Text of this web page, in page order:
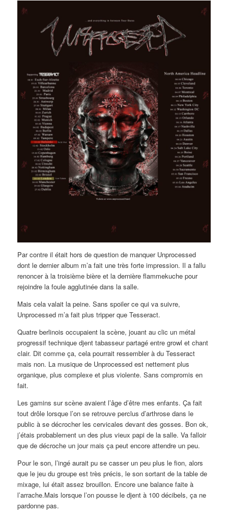
Par contre il était hors de question de manquer Unprocessed
dont le dernier album m’a fait une très forte impression. Il a fallu
renoncer à la troisième bière et la dernière flammekuche pour
rejoindre la foule agglutinée dans la salle.
Mais cela valait la peine. Sans spoiler ce qui va suivre,
Unprocessed m’a fait plus tripper que Tesseract.
Quatre berlinois occupaient la scène, jouant au clic un métal
progressif technique djent tabasseur partagé entre growl et chant
clair. Dit comme ça, cela pourrait ressembler à du Tesseract
mais non. La musique de Unprocessed est nettement plus
organique, plus complexe et plus violente. Sans compromis en
fait.
Les gamins sur scène avaient l’âge d’être mes enfants. Ça fait
tout drôle lorsque l’on se retrouve perclus d’arthrose dans le
public à se décrocher les cervicales devant des gosses. Bon ok,
j’étais probablement un des plus vieux papi de la salle. Va falloir
que de décroche un jour mais ça peut encore attendre un peu.
Pour le son, l’ingé aurait pu se casser un peu plus le fion, alors
que le jeu du groupe est très précis, le son sortant de la table de
mixage, lui était assez brouillon. Encore une balance faite à
l’arrache.Mais lorsque l’on pousse le djent à 100 décibels, ça ne
pardonne pas.